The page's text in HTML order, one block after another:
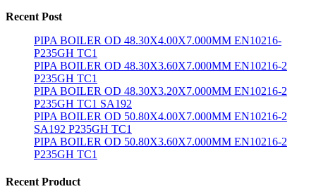
Recent Post
PIPA BOILER OD 48.30X4.00X7.000MM EN10216-
P235GH TC1
PIPA BOILER OD 48.30X3.60X7.000MM EN10216-2
P235GH TC1
PIPA BOILER OD 48.30X3.20X7.000MM EN10216-2
P235GH TC1 SA192
PIPA BOILER OD 50.80X4.00X7.000MM EN10216-2
SA192 P235GH TC1
PIPA BOILER OD 50.80X3.60X7.000MM EN10216-2
P235GH TC1
Recent Product